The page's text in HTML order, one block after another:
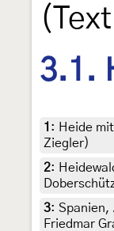
3.1.
1 : Heide
Ziegler)
2:
3: Spanien,
Friedmar